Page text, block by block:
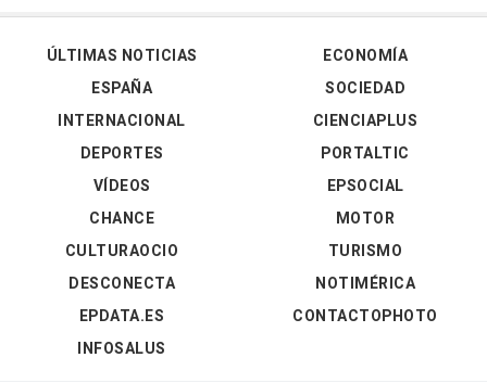
ÚLTIMAS NOTICIAS
ESPAÑA
INTERNACIONAL
DEPORTES
VÍDEOS
ECONOMÍA
SOCIEDAD
CIENCIAPLUS
PORTALTIC
EPSOCIAL
CHANCE
CULTURAOCIO
DESCONECTA
EPDATA.ES
INFOSALUS
MOTOR
TURISMO
NOTIMÉRICA
CONTACTOPHOTO